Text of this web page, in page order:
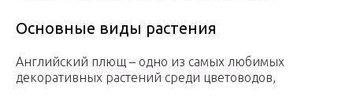
Основные виды растения
Английский плющ – одно из самых любимых
декоративных растений среди цветоводов,